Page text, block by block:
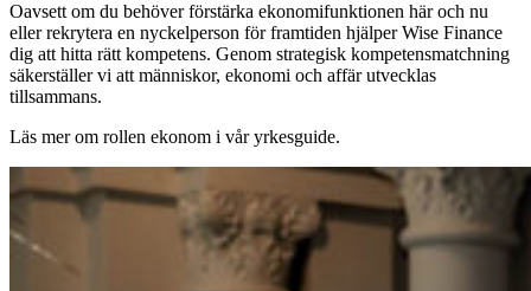
Oavsett om du behöver förstärka ekonomifunktionen här och nu
eller rekrytera en nyckelperson för framtiden hjälper Wise Finance
dig att hitta rätt kompetens. Genom strategisk kompetensmatchning
säkerställer vi att människor, ekonomi och affär utvecklas
tillsammans.
Läs mer om rollen ekonom i vår yrkesguide.